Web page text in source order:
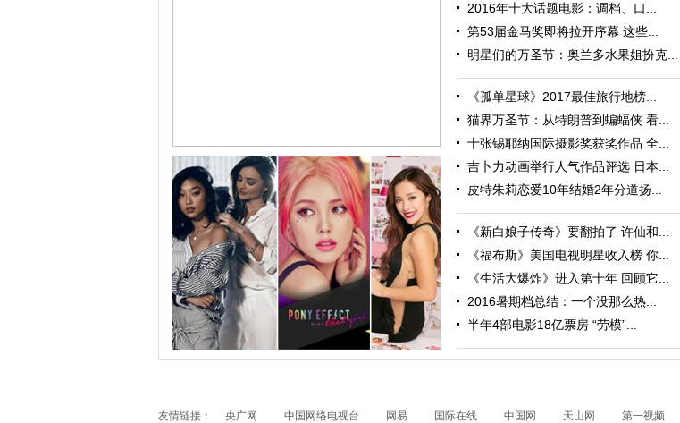
跟随电影去旅行：布拉格 在这里邂逅特工、寻找浪漫
2016年十大话题电影：调档、口...
第53届金马奖即将拉开序幕 这些...
明星们的万圣节：奥兰多水果姐扮克...
《孤单星球》2017最佳旅行地榜...
猫界万圣节：从特朗普到蝙蝠侠 看...
十张锡耶纳国际摄影奖获奖作品 全...
吉卜力动画举行人气作品评选 日本...
皮特朱莉恋爱10年结婚2年分道扬...
《新白娘子传奇》要翻拍了 许仙和...
《福布斯》美国电视明星收入榜 你...
《生活大爆炸》进入第十年 回顾它...
2016暑期档总结：一个没那么热...
半年4部电影18亿票房 “劳模”...
友情链接： 央广网 中国网络电视台 网易 国际在线 中国网 天山网 第一视频